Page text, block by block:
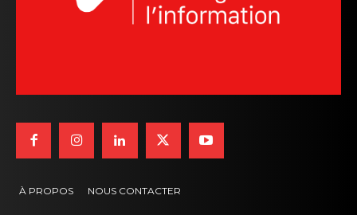
À PROPOS NOUS CONTACTER